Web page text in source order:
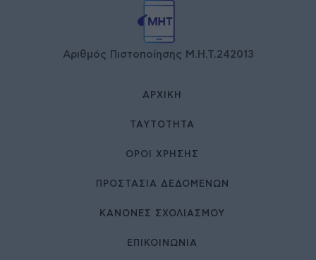
Αριθμός Πιστοποίησης Μ.Η.Τ.242013
ΑΡΧΙΚΉ
ΤΑΥΤΌΤΗΤΑ
ΌΡΟΙ ΧΡΉΣΗΣ
ΠΡΟΣΤΑΣΙΑ ΔΕΔΟΜΕΝΩΝ
ΚΑΝΟΝΕΣ ΣΧΟΛΙΑΣΜΟΥ
ΕΠΙΚΟΙΝΩΝΊΑ